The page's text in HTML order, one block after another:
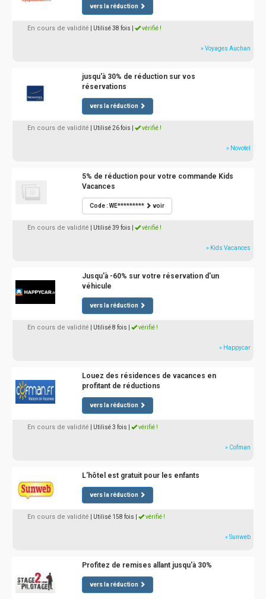
vers la réduction
En cours de validité | Utilisé 38 fois vérifié !
» Voyages Auchan
jusqu'à 30% de réduction sur vos
réservations
vers la réduction
En cours de validité | Utilisé 26 fois vérifié !
» Novotel
5% de réduction pour votre commande Kids
Vacances
Code : WE********* voir
En cours de validité | Utilisé 39 fois vérifié !
» Kids Vacances
Jusqu'à -60% sur votre réservation d'un
véhicule
vers la réduction
En cours de validité | Utilisé 8 fois vérifié !
» Happycar
Louez des résidences de vacances en
profitant de réductions
vers la réduction
En cours de validité | Utilisé 3 fois vérifié !
» Cofman
L'hôtel est gratuit pour les enfants
vers la réduction
En cours de validité | Utilisé 158 fois vérifié !
» Sunweb
Profitez de remises allant jusqu'à 30%
vers la réduction